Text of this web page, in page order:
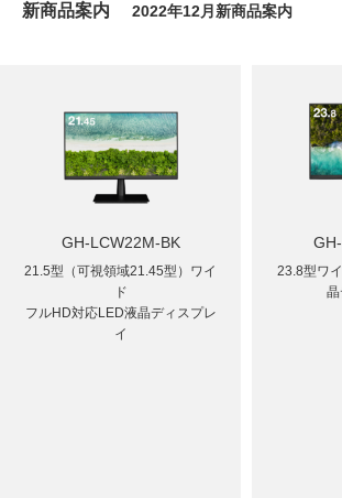
新商品案内 2022年12月新商品案内
GH-LCW22M-BK
21.5型（可視領域21.45型）ワイ
ド
フルHD対応LED液晶ディスプレ
イ
23.8型ワ
晶